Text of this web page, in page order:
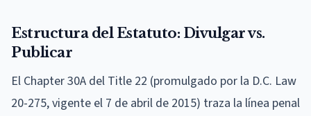
Estructura del Estatuto: Divulgar vs.
Publicar
El Chapter 30A del Title 22 (promulgado por la D.C. Law
20-275, vigente el 7 de abril de 2015) traza la línea penal